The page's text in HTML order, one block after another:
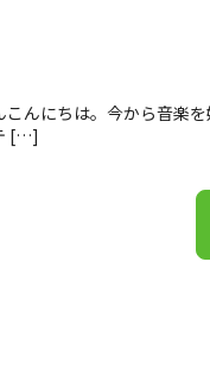
こんにちは。今から音楽
[…]